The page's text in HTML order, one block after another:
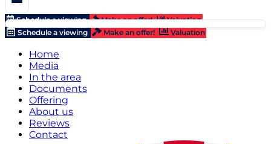
Schedule a viewing Make an offer!
Valuation
Schedule a viewing
Make an offer! Valuation
Home
Media
In the area
Documents
Offering
About us
Reviews
Contact